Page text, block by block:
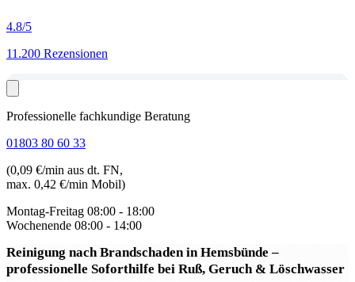
4.8/5
11.200 Rezensionen
Professionelle fachkundige Beratung
01803 80 60 33
(0,09 €/min aus dt. FN,
max. 0,42 €/min Mobil)
Montag-Freitag 08:00 - 18:00
Wochenende 08:00 - 14:00
Reinigung nach Brandschaden in Hemsbünde–
professionelle Soforthilfe bei Ruß, Geruch & Löschwasser